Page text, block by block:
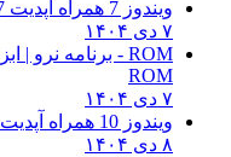
ویندوز 7 همراه آپدیت 7 SP1
۷ دی ۱۴۰۴
ROM - برنامه نرو | ابزار رایت حرفه ای و
ROM
۷ دی ۱۴۰۴
ویندوز 10 همراه آپدیت 10 22H2
۸ دی ۱۴۰۴